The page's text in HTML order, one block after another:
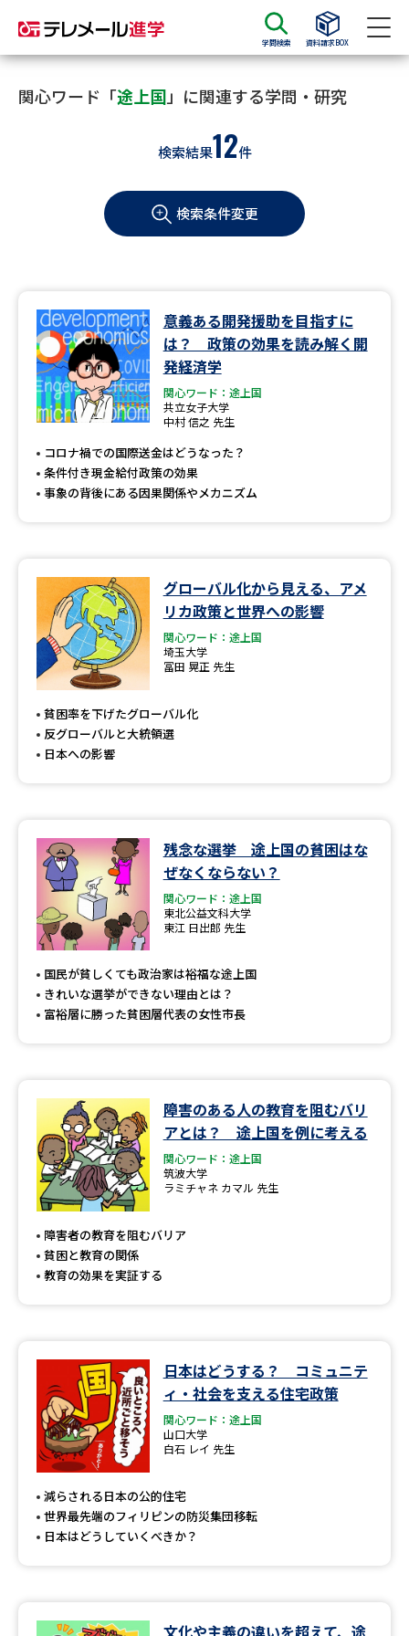
学問検索 資料請求BOX
資料請求 資料検索
大学・短大の資料種類から請求
学部・学科パンフ
過去問題集
大学・短大以外の資料から請求
専門学校の資料請求 大学院の資料請求
留学・進学関連、塾・予備校
大学入学共通テスト「受験案
大学入学共通テスト「受験上の
高等学校（情報）教員資格認定
大学研究
大学で学べる内容や特徴を調べる
データサイエンス特集 奨学金・特待生制度特集
デジタルパンフレット 進路の３択
新学年スタート号特集ページ
（高3生用）
（高2生用）
SELFBRAND特集ページ
オープンキャンパス検索 実施プログラムから探す
来場型・Web型イベント特集 夢ナビライブ
受験準備
先輩が入学を決めた理由 テレメール全国一斉進学調査
新生活お役立ちガイド
学問発見
関心ワード「途上国」に関連する学問・研究
検索結果12件
検索条件変更
意義ある開発援助を目指すに
は？ 政策の効果を読み解く開
発経済学
関心ワード：途上国
共立女子大学
中村 信之 先生
コロナ禍での国際送金はどうなった？
条件付き現金給付政策の効果
事象の背後にある因果関係やメカニズム
グローバル化から見える、アメ
リカ政策と世界への影響
関心ワード：途上国
埼玉大学
冨田 晃正 先生
貧困率を下げたグローバル化
反グローバルと大統領選
日本への影響
残念な選挙 途上国の貧困はな
ぜなくならない？
関心ワード：途上国
東北公益文科大学
東江 日出郎 先生
国民が貧しくても政治家は裕福な途上国
きれいな選挙ができない理由とは？
富裕層に勝った貧困層代表の女性市長
障害のある人の教育を阻むバリ
アとは？ 途上国を例に考える
関心ワード：途上国
筑波大学
ラミチャネ カマル 先生
障害者の教育を阻むバリア
貧困と教育の関係
教育の効果を実証する
日本はどうする？ コミュニテ
ィ・社会を支える住宅政策
関心ワード：途上国
山口大学
白石 レイ 先生
減らされる日本の公的住宅
世界最先端のフィリピンの防災集団移転
日本はどうしていくべきか？
文化や主義の違いを超えて、途